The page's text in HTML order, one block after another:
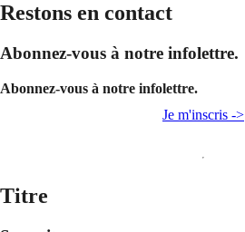
Restons en contact
Abonnez-vous à notre infolettre.
Abonnez-vous à notre infolettre.
Je m'inscris ->
Titre